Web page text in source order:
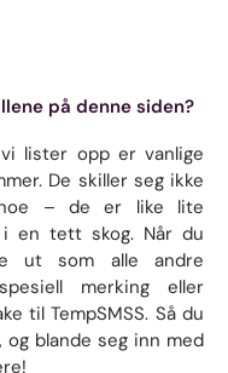
på denne siden?
lister opp er vanlige
De skiller seg ikke
– de er like lite
i en tett skog. Når du
ut som alle andre
merking eller
til TempSMSS. Så du
blande seg inn med